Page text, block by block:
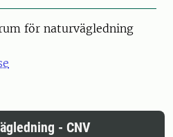
för naturvägledning
- CNV